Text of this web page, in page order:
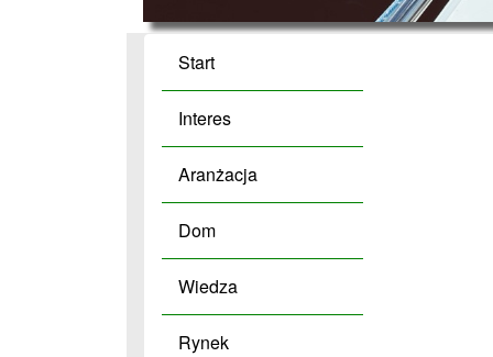
Start
Interes
Aranżacja
Dom
Wiedza
Rynek